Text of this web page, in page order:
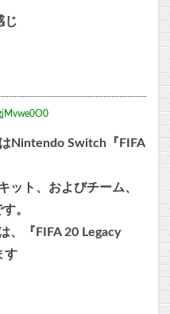
じ
Nintendo Switch『FIFA
ット、およびチーム、
。
、『FIFA 20 Legacy
す